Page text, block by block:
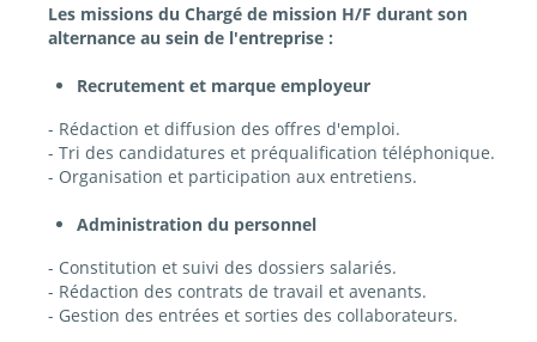
Les missions du Chargé de mission H/F durant son
alternance au sein de l'entreprise :
Recrutement et marque employeur
- Rédaction et diffusion des offres d'emploi.
- Tri des candidatures et préqualification téléphonique.
- Organisation et participation aux entretiens.
Administration du personnel
- Constitution et suivi des dossiers salariés.
- Rédaction des contrats de travail et avenants.
- Gestion des entrées et sorties des collaborateurs.